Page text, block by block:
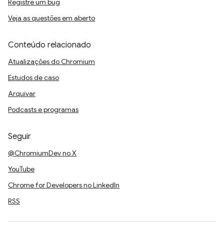
Registre um bug
Veja as questões em aberto
Conteúdo relacionado
Atualizações do Chromium
Estudos de caso
Arquivar
Podcasts e programas
Seguir
@ChromiumDev no X
YouTube
Chrome for Developers no LinkedIn
RSS